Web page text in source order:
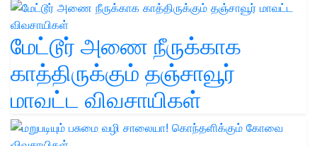
மேட்டூர் அணை நீருக்காக
காத்திருக்கும் தஞ்சாவூர்
மாவட்ட விவசாயிகள்